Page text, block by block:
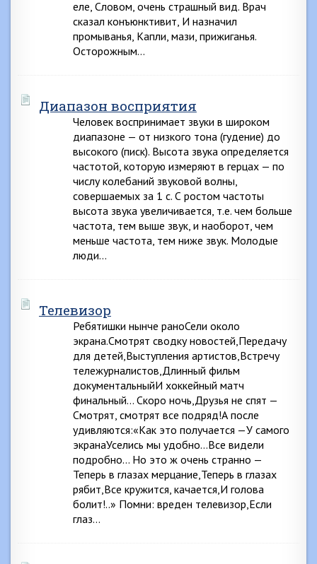
еле, Словом, очень страшный вид. Врач
сказал конъюнктивит, И назначил
промыванья, Капли, мази, прижиганья.
Осторожным…
Диапазон восприятия
Человек воспринимает звуки в широком
диапазоне — от низкого тона (гудение) до
высокого (писк). Высота звука определяется
частотой, которую измеряют в герцах — по
числу колебаний звуковой волны,
совершаемых за 1 с. С ростом частоты
высота звука увеличивается, т.е. чем больше
частота, тем выше звук, и наоборот, чем
меньше частота, тем ниже звук. Молодые
люди…
Телевизор
Ребятишки нынче раноСели около
экрана.Смотрят сводку новостей,Передачу
для детей,Выступления артистов,Встречу
тележурналистов,Длинный фильм
документальныйИ хоккейный матч
финальный… Скоро ночь,Друзья не спят —
Смотрят, смотрят все подряд!А после
удивляются:«Как это получается —У самого
экранаУселись мы удобно…Все видели
подробно… Но это ж очень странно —
Теперь в глазах мерцание,Теперь в глазах
рябит,Все кружится, качается,И голова
болит!..» Помни: вреден телевизор,Если
глаз…